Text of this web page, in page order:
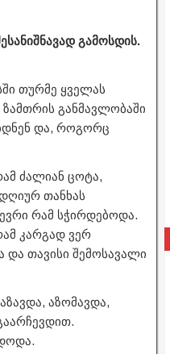
გამოსდის.
თურმე ყველას
განმავლობაში
და, როგორც
ძალიან ცოტა,
თანხას
რამ სჭირდებოდა.
კარგად ვერ
თავისი შემოსავალი
აზომავდა,